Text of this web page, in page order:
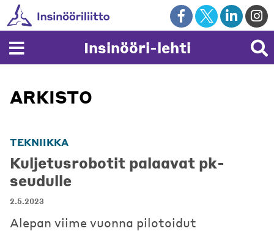
Skip
to
content
Insinööri-lehti
ARKISTO
TEKNIIKKA
Kuljetusrobotit palaavat pk-
seudulle
2.5.2023
Alepan viime vuonna pilotoidut